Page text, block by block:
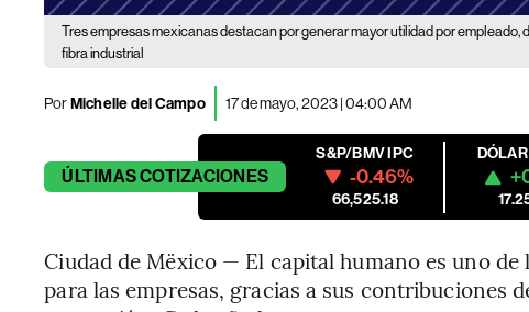
Tres empresas mexicanas destacan por generar mayor utilidad por
fibra industrial
PorMichelle del Campo 17 de mayo, 2023 | 04:00 AM
ÚLTIMASCOTIZACIONES
S&P/BMV IPC
-0.46%
66,525.18
Ciudad de Mëxico — El capital humano es uno
para las empresas, gracias a sus contribuciones